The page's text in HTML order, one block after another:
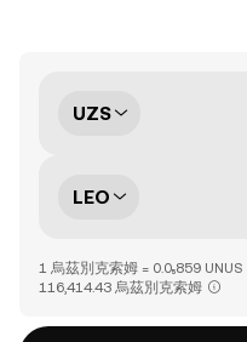
UZS
LEO
1 烏茲別克索姆 = 0.0₅859 UNUS
116,414.43 烏茲別克索姆